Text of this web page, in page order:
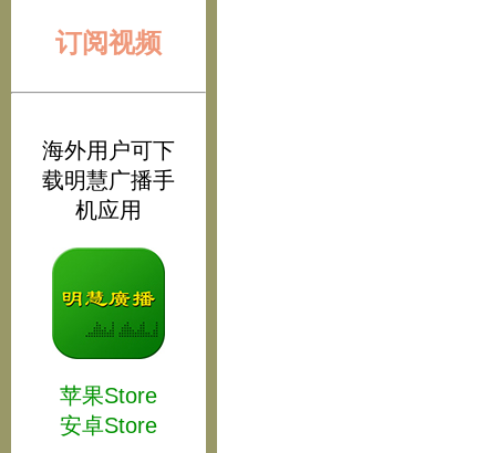
订阅视频
海外用户可下
载明慧广播手
机应用
苹果Store
安卓Store